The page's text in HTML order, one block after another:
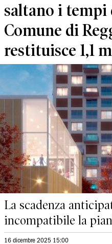
saltano i tempi
Comune di
restituisce 1,1
La scadenza
incompatibile la
16 dicembre 2025 15:00